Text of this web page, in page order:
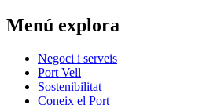
Menú explora
Negoci i serveis
Port Vell
Sostenibilitat
Coneix el Port